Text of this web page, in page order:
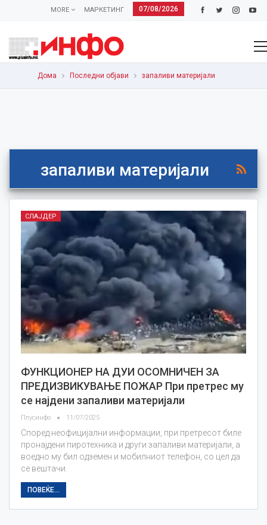
07/08/2026
МАРКЕТИНГ
MORE
Дома Последни објави запаливи материјали
запаливи материјали
СЛАЈДЕР
ФУНКЦИОНЕР НА ДУИ ОСОМНИЧЕН ЗА
ПРЕДИЗВИКУВАЊЕ ПОЖАР При претрес му
се најдени запаливи материјали
Плусинфо 11/07/2025
Според неофицијални информации, при претресот биле
пронајдени пиротехника и други запаливи материјали, а
воедно му бил одземен и мобилниот телефон, со цел да
се вештачи.
ПОВЕЌЕ...